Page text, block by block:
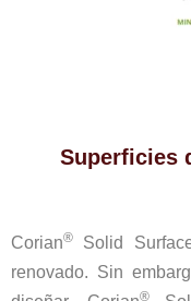
Superficies
Corian®
Solid
renovado. Sin
®